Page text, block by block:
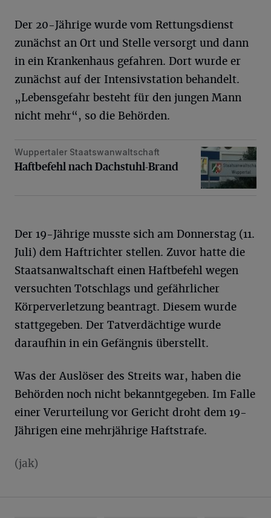
Der 20-Jährige wurde vom Rettungsdienst
zunächst an Ort und Stelle versorgt und dann
in ein Krankenhaus gefahren. Dort wurde er
zunächst auf der Intensivstation behandelt.
„Lebensgefahr besteht für den jungen Mann
nicht mehr“, so die Behörden.
Haftbefehl nach Dachstuhl-Brand
Wuppertaler Staatswanwaltschaft
Haftbefehl nach Dachstuhl-Brand
Der 19-Jährige musste sich am Donnerstag (11.
Juli) dem Haftrichter stellen. Zuvor hatte die
Staatsanwaltschaft einen Haftbefehl wegen
versuchten Totschlags und gefährlicher
Körperverletzung beantragt. Diesem wurde
stattgegeben. Der Tatverdächtige wurde
daraufhin in ein Gefängnis überstellt.
Was der Auslöser des Streits war, haben die
Behörden noch nicht bekanntgegeben. Im Falle
einer Verurteilung vor Gericht droht dem 19-
Jährigen eine mehrjährige Haftstrafe.
(jak)